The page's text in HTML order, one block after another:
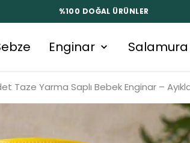
%100 DOĞAL ÜRÜNLER
Enginar
Taze Yarma Saplı Bebek Enginar –